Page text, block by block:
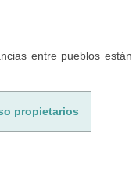
entre pueblos están
propietarios